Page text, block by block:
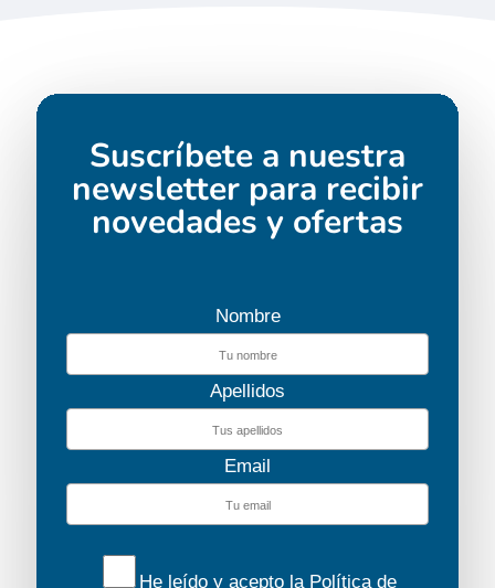
Suscríbete a nuestra
newsletter para recibir
novedades y ofertas
Nombre
Apellidos
Email
He leído y acepto la Política de